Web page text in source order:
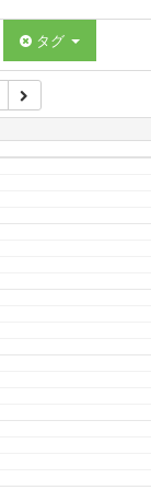
タグ